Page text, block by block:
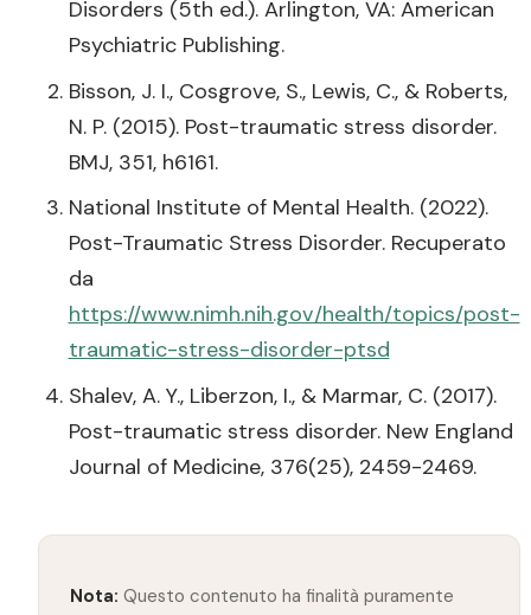
Disorders (5th ed.). Arlington, VA: American
Psychiatric Publishing.
Bisson, J. I., Cosgrove, S., Lewis, C., & Roberts,
N. P. (2015). Post-traumatic stress disorder.
BMJ, 351, h6161.
National Institute of Mental Health. (2022).
Post-Traumatic Stress Disorder. Recuperato
da
https://www.nimh.nih.gov/health/topics/post-
traumatic-stress-disorder-ptsd
Shalev, A. Y., Liberzon, I., & Marmar, C. (2017).
Post-traumatic stress disorder. New England
Journal of Medicine, 376(25), 2459-2469.
Nota: Questo contenuto ha finalità puramente